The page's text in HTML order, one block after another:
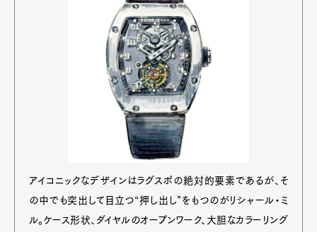
アイコニックなデザインはラグスポの絶対的要素であるが、そ
の中でも突出して目立つ“押し出し”をもつのがリシャール・ミ
ル。ケース形状、ダイヤルのオープンワーク、大胆なカラーリング